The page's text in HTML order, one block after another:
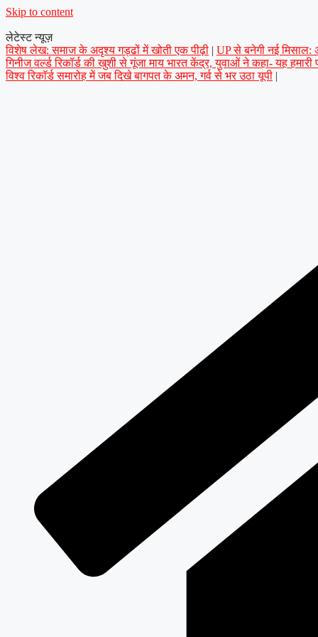
Skip to content
लेटेस्ट न्यूज़
विशेष लेख: समाज के अदृश्य गड्ढों में खोती एक पीढ़ी | UP से बनेगी नई मिसाल:
गिनीज वर्ल्ड रिकॉर्ड की खुशी से गूंजा माय भारत केंद्र, युवाओं ने कहा- यह हमारी
विश्व रिकॉर्ड समारोह में जब दिखे बागपत के अमन, गर्व से भर उठा यूपी |